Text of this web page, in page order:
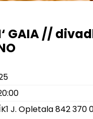
GAIA //
J. Opletala 842 370